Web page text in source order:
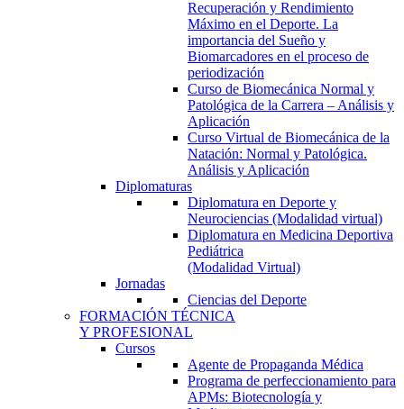
Recuperación y Rendimiento
Máximo en el Deporte. La
importancia del Sueño y
Biomarcadores en el proceso de
periodización
Curso de Biomecánica Normal y
Patológica de la Carrera – Análisis y
Aplicación
Curso Virtual de Biomecánica de la
Natación: Normal y Patológica.
Análisis y Aplicación
Diplomaturas
Diplomatura en Deporte y
Neurociencias (Modalidad virtual)
Diplomatura en Medicina Deportiva
Pediátrica
(Modalidad Virtual)
Jornadas
Ciencias del Deporte
FORMACIÓN TÉCNICA
Y PROFESIONAL
Cursos
Agente de Propaganda Médica
Programa de perfeccionamiento para
APMs: Biotecnología y